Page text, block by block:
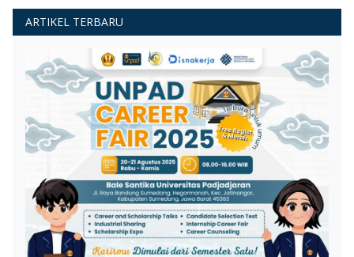
ARTIKEL TERBARU